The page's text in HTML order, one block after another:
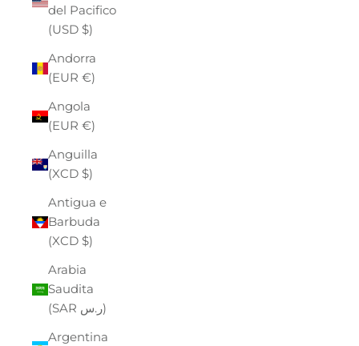
del Pacifico
(USD $)
Andorra
(EUR €)
Angola
(EUR €)
Anguilla
(XCD $)
Antigua e
Barbuda
(XCD $)
Arabia
Saudita
(SAR ر.س)
Argentina